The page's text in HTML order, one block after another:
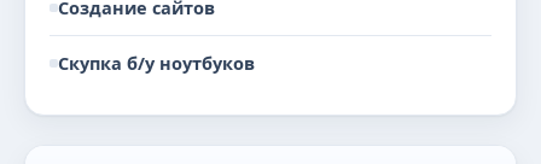
Создание сайтов
Скупка б/у ноутбуков